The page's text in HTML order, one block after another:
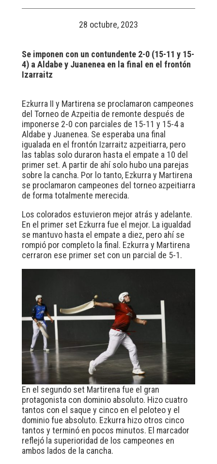
28 octubre, 2023
Se imponen con un contundente 2-0 (15-11 y 15-
4) a Aldabe y Juanenea en la final en el frontón
Izarraitz
Ezkurra II y Martirena se proclamaron campeones
del Torneo de Azpeitia de remonte después de
imponerse 2-0 con parciales de 15-11 y 15-4 a
Aldabe y Juanenea. Se esperaba una final
igualada en el frontón Izarraitz azpeitiarra, pero
las tablas solo duraron hasta el empate a 10 del
primer set. A partir de ahí solo hubo una parejas
sobre la cancha. Por lo tanto, Ezkurra y Martirena
se proclamaron campeones del torneo azpeitiarra
de forma totalmente merecida.
Los colorados estuvieron mejor atrás y adelante.
En el primer set Ezkurra fue el mejor. La igualdad
se mantuvo hasta el empate a diez, pero ahí se
rompió por completo la final. Ezkurra y Martirena
cerraron ese primer set con un parcial de 5-1.
En el segundo set Martirena fue el gran
protagonista con dominio absoluto. Hizo cuatro
tantos con el saque y cinco en el peloteo y el
dominio fue absoluto. Ezkurra hizo otros cinco
tantos y terminó en pocos minutos. El marcador
reflejó la superioridad de los campeones en
ambos lados de la cancha.